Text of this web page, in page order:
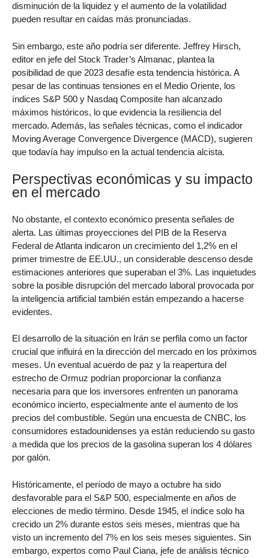
disminución de la liquidez y el aumento de la volatilidad
pueden resultar en caídas más pronunciadas.
Sin embargo, este año podría ser diferente. Jeffrey Hirsch,
editor en jefe del Stock Trader’s Almanac, plantea la
posibilidad de que 2023 desafíe esta tendencia histórica. A
pesar de las continuas tensiones en el Medio Oriente, los
índices S&P 500 y Nasdaq Composite han alcanzado
máximos históricos, lo que evidencia la resiliencia del
mercado. Además, las señales técnicas, como el indicador
Moving Average Convergence Divergence (MACD), sugieren
que todavía hay impulso en la actual tendencia alcista.
Perspectivas económicas y su impacto
en el mercado
No obstante, el contexto económico presenta señales de
alerta. Las últimas proyecciones del PIB de la Reserva
Federal de Atlanta indicaron un crecimiento del 1,2% en el
primer trimestre de EE.UU., un considerable descenso desde
estimaciones anteriores que superaban el 3%. Las inquietudes
sobre la posible disrupción del mercado laboral provocada por
la inteligencia artificial también están empezando a hacerse
evidentes.
El desarrollo de la situación en Irán se perfila como un factor
crucial que influirá en la dirección del mercado en los próximos
meses. Un eventual acuerdo de paz y la reapertura del
estrecho de Ormuz podrían proporcionar la confianza
necesaria para que los inversores enfrenten un panorama
económico incierto, especialmente ante el aumento de los
precios del combustible. Según una encuesta de CNBC, los
consumidores estadounidenses ya están reduciendo su gasto
a medida que los precios de la gasolina superan los 4 dólares
por galón.
Históricamente, el período de mayo a octubre ha sido
desfavorable para el S&P 500, especialmente en años de
elecciones de medio término. Desde 1945, el índice solo ha
crecido un 2% durante estos seis meses, mientras que ha
visto un incremento del 7% en los seis meses siguientes. Sin
embargo, expertos como Paul Ciana, jefe de análisis técnico